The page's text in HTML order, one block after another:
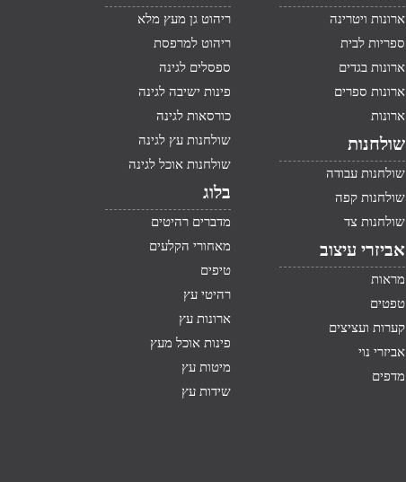
ארונות ויטרינה
ספריות לבית
ארונות בגדים
ארונות ספרים
ארונות
שולחנות
שולחנות עבודה
שולחנות קפה
שולחנות צד
אביזרי עיצוב
מראות
טפטים
קערות ועציצים
אביזרי נוי
מדפים
ריהוט גן מעץ מלא
ריהוט למרפסת
ספסלים לגינה
פינות ישיבה לגינה
כורסאות לגינה
שולחנות עץ לגינה
שולחנות אוכל לגינה
בלוג
מדברים רהיטים
מאחורי הקלעים
טיפים
רהיטי עץ
ארונות עץ
פינות אוכל מעץ
מיטות עץ
שידות עץ